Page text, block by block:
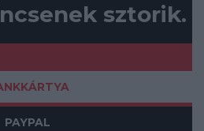
sztorik.
PAYPAL